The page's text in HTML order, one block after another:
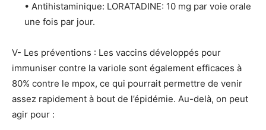
• Antihistaminique: LORATADINE: 10 mg par voie orale
une fois par jour.
V- Les préventions : Les vaccins développés pour
immuniser contre la variole sont également efficaces à
80% contre le mpox, ce qui pourrait permettre de venir
assez rapidement à bout de l’épidémie. Au-delà, on peut
agir pour :